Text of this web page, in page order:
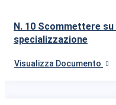
N. 10 Scommettere
specializzazione
Visualizza Documento